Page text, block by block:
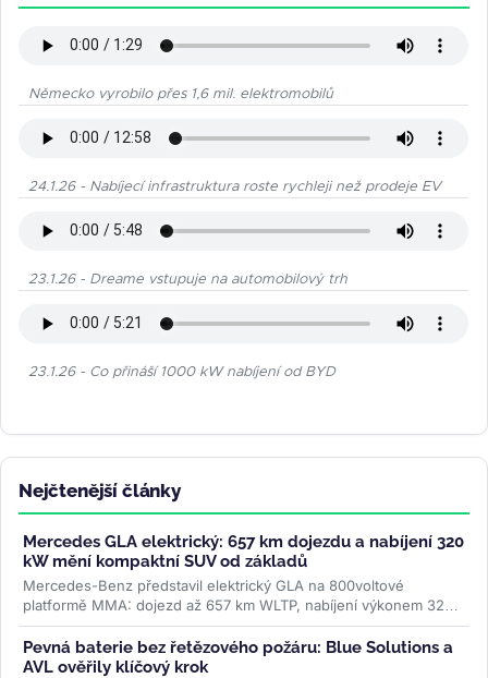
Německo vyrobilo přes 1,6 mil. elektromobilů
24.1.26 - Nabíjecí infrastruktura roste rychleji než prodeje EV
23.1.26 - Dreame vstupuje na automobilový trh
23.1.26 - Co přináší 1000 kW nabíjení od BYD
Nejčtenější články
Mercedes GLA elektrický: 657 km dojezdu a nabíjení 320
kW mění kompaktní SUV od základů
Mercedes-Benz představil elektrický GLA na 800voltové
platformě MMA: dojezd až 657 km WLTP, nabíjení výkonem 320
kW a plnění na 80 % za 22...>>
Pevná baterie bez řetězového požáru: Blue Solutions a
AVL ověřily klíčový krok